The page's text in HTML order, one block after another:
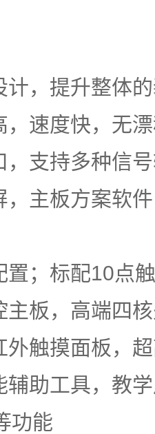
EN
计，提升整体
，速度快，无
，支持多种信
，主板方案软
置；标配10点
主板，高端四
外触摸面板，
辅助工具，教
功能